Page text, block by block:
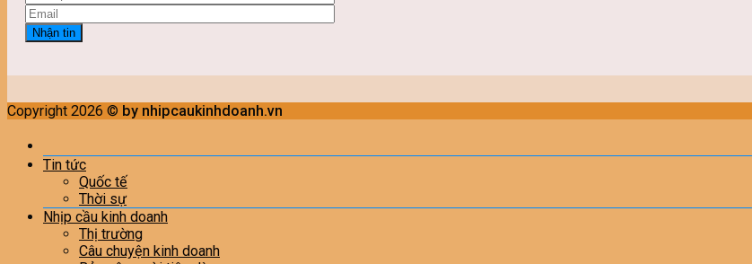
Copyright 2026 © by nhipcaukinhdoanh.vn
Tin tức
Quốc tế
Thời sự
Nhịp cầu kinh doanh
Thị trường
Câu chuyện kinh doanh